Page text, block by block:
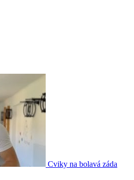
Cviky na bolavá záda